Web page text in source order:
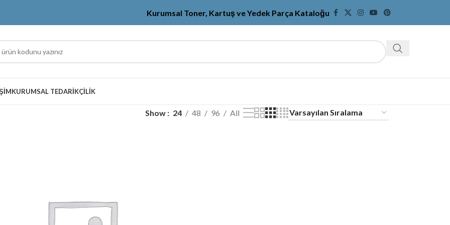
Kurumsal Toner, Kartuş ve Yedek Parça Kataloğu
KURUMSAL TEDARIKÇILIK
Show 24 48 96 All